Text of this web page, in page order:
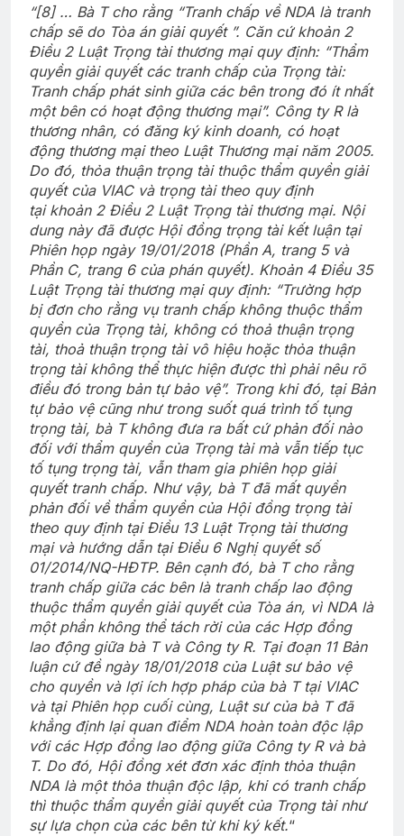
“[8] … Bà T cho rằng “Tranh chấp về NDA là tranh
chấp sẽ do Tòa án giải quyết ”. Căn cứ khoản 2
Điều 2 Luật Trọng tài thương mại quy định: “Thẩm
quyền giải quyết các tranh chấp của Trọng tài:
Tranh chấp phát sinh giữa các bên trong đó ít nhất
một bên có hoạt động thương mại”. Công ty R là
thương nhân, có đăng ký kinh doanh, có hoạt
động thương mại theo Luật Thương mại năm 2005.
Do đó, thỏa thuận trọng tài thuộc thẩm quyền giải
quyết của VIAC và trọng tài theo quy định
tại khoản 2 Điều 2 Luật Trọng tài thương mại. Nội
dung này đã được Hội đồng trọng tài kết luận tại
Phiên họp ngày 19/01/2018 (Phần A, trang 5 và
Phần C, trang 6 của phán quyết). Khoản 4 Điều 35
Luật Trọng tài thương mại quy định: “Trường hợp
bị đơn cho rằng vụ tranh chấp không thuộc thẩm
quyền của Trọng tài, không có thoả thuận trọng
tài, thoả thuận trọng tài vô hiệu hoặc thỏa thuận
trọng tài không thể thực hiện được thì phải nêu rõ
điều đó trong bản tự bảo vệ”. Trong khi đó, tại Bản
tự bảo vệ cũng như trong suốt quá trình tố tụng
trọng tài, bà T không đưa ra bất cứ phản đối nào
đối với thẩm quyền của Trọng tài mà vẫn tiếp tục
tố tụng trọng tài, vẫn tham gia phiên họp giải
quyết tranh chấp. Như vậy, bà T đã mất quyền
phản đối về thẩm quyền của Hội đồng trọng tài
theo quy định tại Điều 13 Luật Trọng tài thương
mại và hướng dẫn tại Điều 6 Nghị quyết số
01/2014/NQ-HĐTP. Bên cạnh đó, bà T cho rằng
tranh chấp giữa các bên là tranh chấp lao động
thuộc thẩm quyền giải quyết của Tòa án, vì NDA là
một phần không thể tách rời của các Hợp đồng
lao động giữa bà T và Công ty R. Tại đoạn 11 Bản
luận cứ đề ngày 18/01/2018 của Luật sư bảo vệ
cho quyền và lợi ích hợp pháp của bà T tại VIAC
và tại Phiên họp cuối cùng, Luật sư của bà T đã
khẳng định lại quan điểm NDA hoàn toàn độc lập
với các Hợp đồng lao động giữa Công ty R và bà
T. Do đó, Hội đồng xét đơn xác định thỏa thuận
NDA là một thỏa thuận độc lập, khi có tranh chấp
thì thuộc thẩm quyền giải quyết của Trọng tài như
sự lựa chọn của các bên từ khi ký kết.“